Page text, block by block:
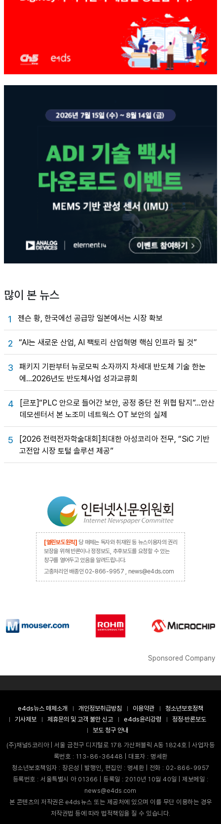
많이 본 뉴스
1 젠슨 황, 한국에선 공급망 일본에서는 시장 확보
2 “AI는 새로운 산업, AI 팩토리 산업혁명 핵심 인프라 될 것”
3
패키지 기판부터 뉴로모픽 소자까지 차세대 반도체 기술 한눈
에…2026년도 반도체사업 성과교류회
4
[르포]“PLC 안으로 들어간 보안, 공정 중단 전 위협 탐지”…안산
데모센터서 본 노조미 네트웍스 OT 보안의 실제
5
[2026 전력전자학술대회]최대한 아성코리아 전무, “SiC 기반
고전압 시장 토털 솔루션 제공”
[열린보도원칙] 당 매체는 독자와 취재원 등 뉴스이용자의 권리
보장을 위해 반론이나 정정보도, 추후보도를 요청할 수 있는
창구를 열어두고 있음을 알려드립니다.
고충처리인 배종인 02-866-9957 , news@e4ds.com
Sponsored Company
e4ds뉴스 매체소개 개인정보취급방침 이용약관
청소년보호정책
기사제보
제휴문의 및 고객 불만 신고 e4ds윤리강령
정정·반론보도
보도 청구 안내
(주)채널5코리아 | 서울 금천구 디지털로 178 가산퍼블릭 A동 1824호 | 사업자등
록번호 : 113-86-36448 | 대표자 : 명세환
청소년보호책임자 : 장은성 | 발행인, 편집인 : 명세환 | 전화 : 02-866-9957
등록번호 : 서울특별시 아 01366 | 등록일 : 2010년 10월 40일 | 제보메일 :
news@e4ds.com
본 콘텐츠의 저작권은 e4ds뉴스 또는 제공처에 있으며 이를 무단 이용하는 경우
저작권법 등에 따라 법적책임을 질 수 있습니다.